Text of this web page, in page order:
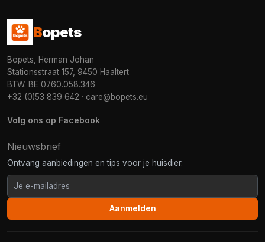
Bopets
Bopets, Herman Johan
Stationsstraat 157, 9450 Haaltert
BTW: BE 0760.058.346
+32 (0)53 839 642 · care@bopets.eu
Volg ons op Facebook
Nieuwsbrief
Ontvang aanbiedingen en tips voor je huisdier.
Aanmelden